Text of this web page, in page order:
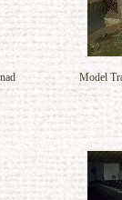
Model